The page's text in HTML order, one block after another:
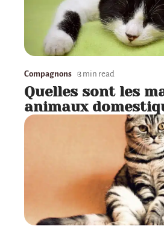
Compagnons 3 min read
Quelles sont les
animaux